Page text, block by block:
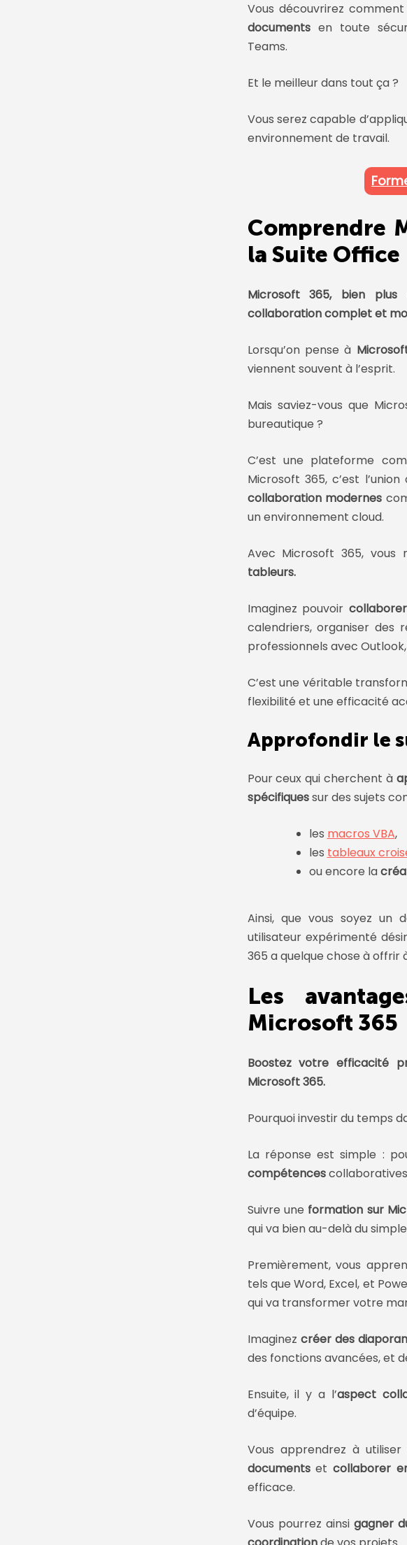
Vous découvrirez comment
documentsen toute
Teams.
Et le meilleur dans tout ça ?
Vous serez capable
environnement de travail.
Comprendre
la Suite Office
Microsoft 365, bien
collaboration complet et
Lorsqu’on pense à
viennent souvent à l’esprit.
Mais saviez-vous que
bureautique ?
C’est une plateforme
Microsoft 365, c’est
collaboration modernes
un environnement cloud.
Avec Microsoft 365, vous
tableurs.
Imaginez pouvoir
calendriers, organiser des
professionnels avec
C’est une véritable
flexibilité et une efficacité
Approfondir le
Pour ceux qui cherchent à
spécifiquessur des sujets
les macros VBA,
les tableaux
ou encore la
Ainsi, que vous soyez un
utilisateur expérimenté
365 a quelque chose à offrir
Les
Microsoft 365
Boostez votre efficacité
Microsoft 365.
Pourquoi investir du temps
La réponse est simple :
compétences
Suivre une formation sur
qui va bien au-delà du simple
Premièrement, vous
tels que Word, Excel, et
qui va transformer votre
Imaginez créer des
des fonctions avancées, et
Ensuite, il y a l’aspect
d’équipe.
Vous apprendrez à
documentsetcollaborer
efficace.
Vous pourrez ainsi gagner